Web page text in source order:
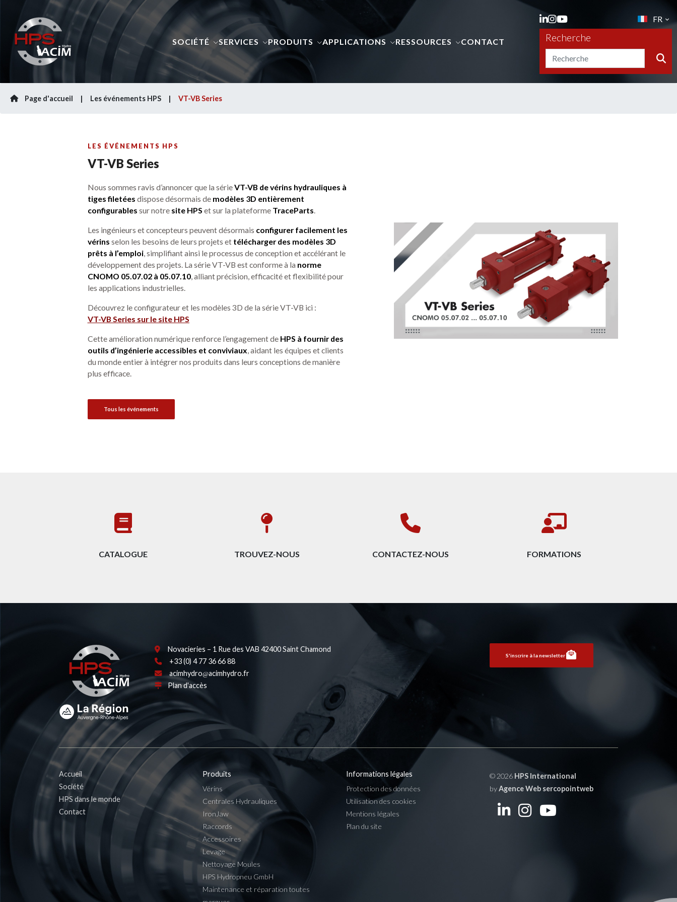
SOCIÉTÉ SERVICES PRODUITS APPLICATIONS RESSOURCES CONTACT
FR
Recherche
Page d'accueil Les événements HPS VT-VB Series
LES ÉVÉNEMENTS HPS
VT-VB Series
Nous sommes ravis d’annoncer que la sérieVT-VB de vérins hydrauliques à
tiges filetées dispose désormais de modèles 3D entièrement
configurables sur notre site HPS et sur la plateforme TraceParts.
Les ingénieurs et concepteurs peuvent désormais configurer facilement les
vérins selon les besoins de leurs projets et télécharger des modèles 3D
prêts à l’emploi, simplifiant ainsi le processus de conception et accélérant le
développement des projets. La série VT-VB est conforme à la norme
CNOMO 05.07.02 à 05.07.10, alliant précision, efficacité et flexibilité pour
les applications industrielles.
Découvrez le configurateur et les modèles 3D de la série VT-VB ici :
VT-VB Series sur le site HPS
Cette amélioration numérique renforce l’engagement de HPS à fournir des
outils d’ingénierie accessibles et conviviaux, aidant les équipes et clients
du monde entier à intégrer nos produits dans leurs conceptions de manière
plus efficace.
Tous les événements
CATALOGUE TROUVEZ-NOUS CONTACTEZ-NOUS FORMATIONS
Novacieries – 1 Rue des VAB 42400 Saint Chamond
+33 (0) 4 77 36 66 88
acimhydro
acimhydro.fr
Plan d'accès
S'inscrire à la newsletter
Accueil
Société
HPS dans le monde
Contact
Produits
Vérins
Centrales Hydrauliques
IronJaw
Raccords
Accessoires
Levage
Nettoyage Moules
HPS Hydropneu GmbH
Maintenance et réparation toutes
Informations légales
Protection des données
Utilisation des cookies
Mentions légales
Plan du site
© 2026 HPS International
byAgence Web sercopointweb